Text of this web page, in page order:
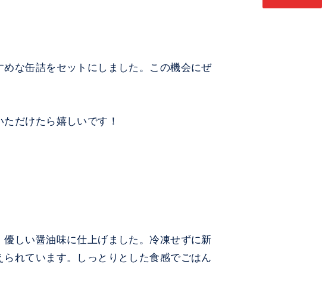
な缶詰をセットにしました。この機会にぜ
だけたら嬉しいです！
しい醤油味に仕上げました。冷凍せずに新
れています。しっとりとした食感でごはん